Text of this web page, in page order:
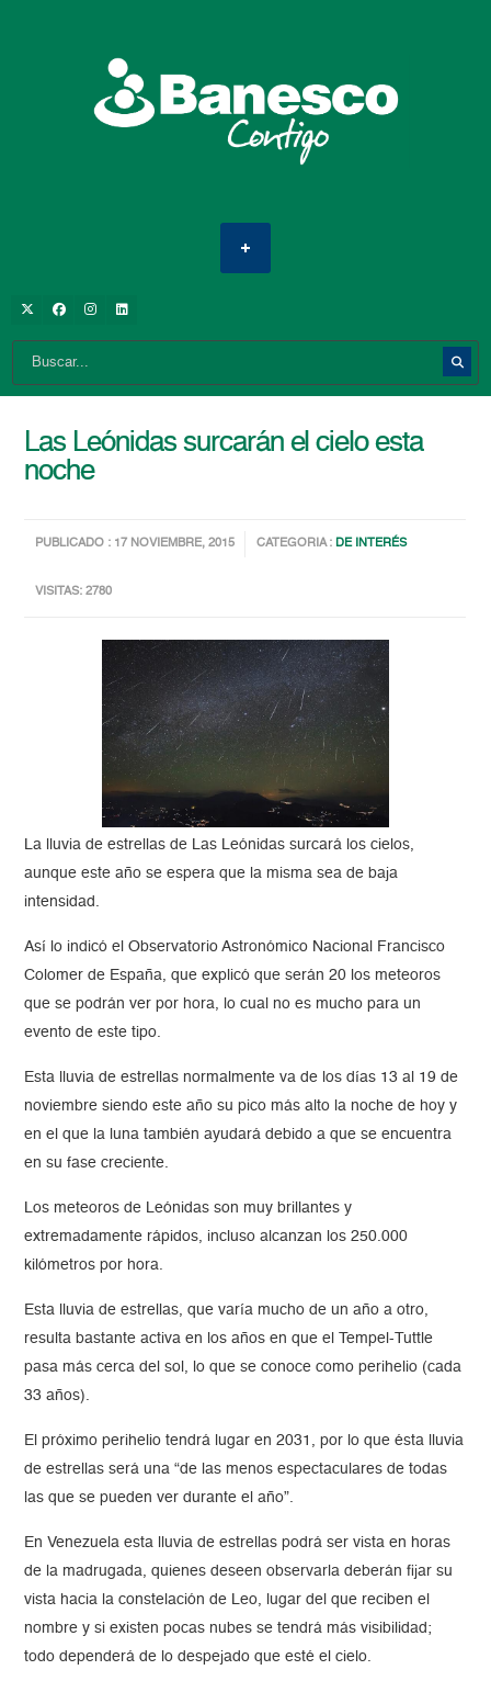
Las Leónidas surcarán el cielo esta
noche
PUBLICADO : 17 NOVIEMBRE, 2015 CATEGORIA :DE INTERÉS
VISITAS: 2780
La lluvia de estrellas de Las Leónidas surcará los cielos,
aunque este año se espera que la misma sea de baja
intensidad.
Así lo indicó el Observatorio Astronómico Nacional Francisco
Colomer de España, que explicó que serán 20 los meteoros
que se podrán ver por hora, lo cual no es mucho para un
evento de este tipo.
Esta lluvia de estrellas normalmente va de los días 13 al 19 de
noviembre siendo este año su pico más alto la noche de hoy y
en el que la luna también ayudará debido a que se encuentra
en su fase creciente.
Los meteoros de Leónidas son muy brillantes y
extremadamente rápidos, incluso alcanzan los 250.000
kilómetros por hora.
Esta lluvia de estrellas, que varía mucho de un año a otro,
resulta bastante activa en los años en que el Tempel-Tuttle
pasa más cerca del sol, lo que se conoce como perihelio (cada
33 años).
El próximo perihelio tendrá lugar en 2031, por lo que ésta lluvia
de estrellas será una “de las menos espectaculares de todas
las que se pueden ver durante el año”.
En Venezuela esta lluvia de estrellas podrá ser vista en horas
de la madrugada, quienes deseen observarla deberán fijar su
vista hacia la constelación de Leo, lugar del que reciben el
nombre y si existen pocas nubes se tendrá más visibilidad;
todo dependerá de lo despejado que esté el cielo.